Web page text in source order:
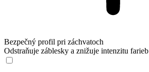
Bezpečný profil pri záchvatoch
Odstraňuje záblesky a znižuje intenzitu farieb